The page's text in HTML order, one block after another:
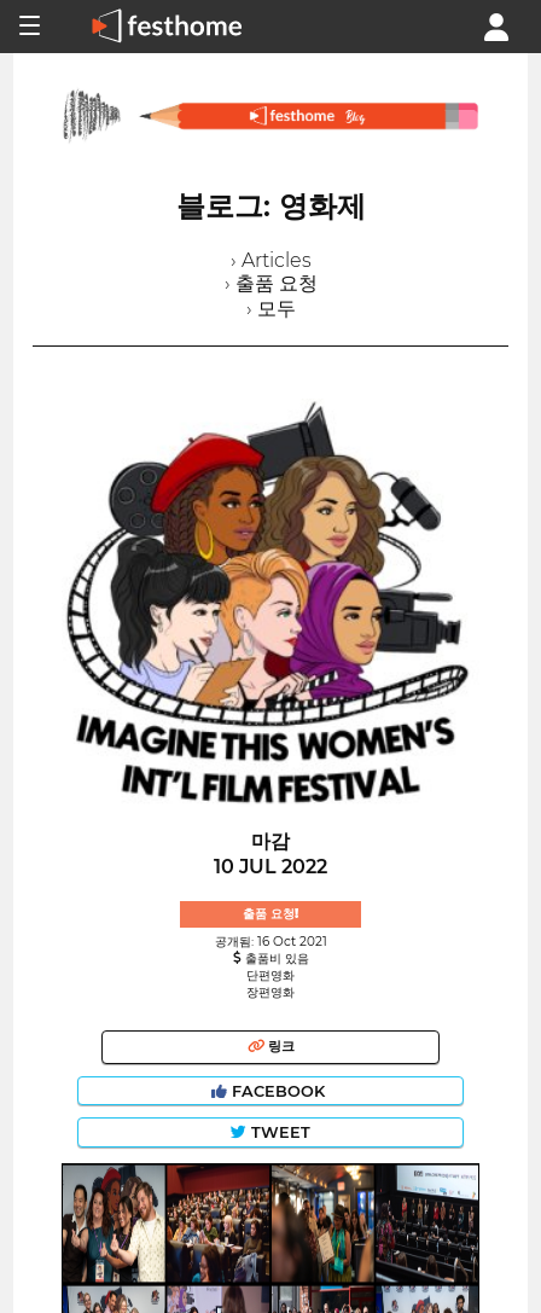
블로그: 영화제
› Articles
› 출품 요청
› 모두
마감
10 JUL 2022
출품 요청!
공개됨: 16 Oct 2021
출품비 있음
단편영화
장편영화
링크
FACEBOOK
TWEET